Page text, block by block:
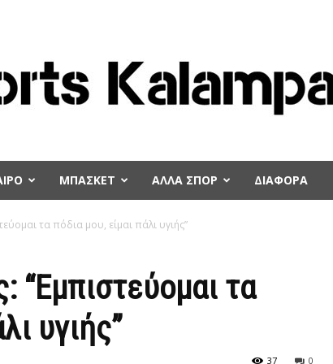
ΜΠΑΣΚΕΤ ΑΛΛΑ ΣΠΟΡ ΔΙΑΦΟΡΑ
τα πόδια μου, είμαι πάλι υγιής”
τα
υγιής”
0
37